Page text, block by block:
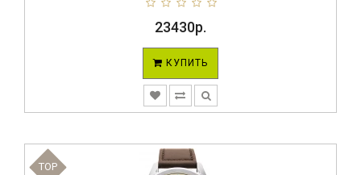
23430р.
КУПИТЬ
TOP